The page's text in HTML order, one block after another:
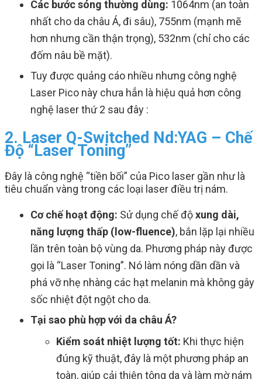
Các bước sóng thường dùng: 1064nm (an toàn
nhất cho da châu Á, đi sâu), 755nm (mạnh mẽ
hơn nhưng cần thận trọng), 532nm (chỉ cho các
đốm nâu bề mặt).
Tuy được quảng cáo nhiều nhưng công nghệ
Laser Pico này chưa hẳn là hiệu quả hơn công
nghệ laser thứ 2 sau đây :
2. Laser Q-Switched Nd:YAG – Chế
Độ “Laser Toning”
Đây là công nghệ “tiền bối” của Pico laser gần như là
tiêu chuẩn vàng trong các loại laser điều trị nám.
Cơ chế hoạt động: Sử dụng chế độxung dài,
năng lượng thấp (low-fluence), bắn lặp lại nhiều
lần trên toàn bộ vùng da. Phương pháp này được
gọi là “Laser Toning”. Nó làm nóng dần dần và
phá vỡ nhẹ nhàng các hạt melanin mà không gây
sốc nhiệt đột ngột cho da.
Tại sao phù hợp với da châu Á?
Kiểm soát nhiệt lượng tốt: Khi thực hiện
đúng kỹ thuật, đây là một phương pháp an
toàn, giúp cải thiện tông da và làm mờ nám